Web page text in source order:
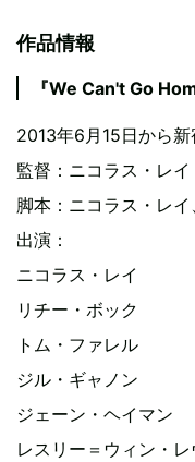
作品情報
『We Can't Go
2013年6月15日から
監督：ニコラス・レイ
脚本：ニコラス・レ
出演：
ニコラス・レイ
リチー・ボック
トム・ファレル
ジル・ギャノン
ジェーン・ヘイマン
レスリー＝ウィン・